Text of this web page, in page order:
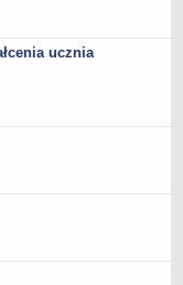
ucznia